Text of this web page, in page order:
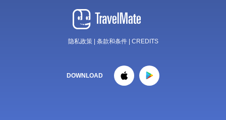
隐私政策| 条款和条件 CREDITS
DOWNLOAD